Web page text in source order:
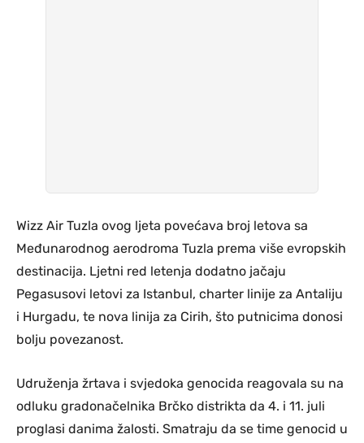
Wizz Air Tuzla ovog ljeta povećava broj letova sa
Međunarodnog aerodroma Tuzla prema više evropskih
destinacija. Ljetni red letenja dodatno jačaju
Pegasusovi letovi za Istanbul, charter linije za Antaliju
i Hurgadu, te nova linija za Cirih, što putnicima donosi
bolju povezanost.
Udruženja žrtava i svjedoka genocida reagovala su na
odluku gradonačelnika Brčko distrikta da 4. i 11. juli
proglasi danima žalosti. Smatraju da se time genocid u